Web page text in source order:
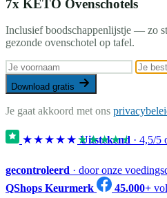
7x KETO Ovenschotels
Inclusief boodschappenlijstje — zo
gezonde ovenschotel op tafel.
Download gratis
Je gaat akkoord met ons
★★★★★★★★★★
Uitstekend · 4,5/5
gecontroleerd · door onze
QShops Keurmerk
45.000+